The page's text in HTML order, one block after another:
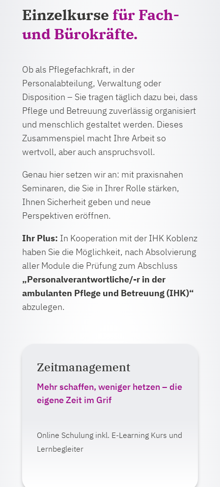
Einzelkurse für Fach-
und Bürokräfte.
Ob als Pflegefachkraft, in der
Personalabteilung, Verwaltung oder
Disposition – Sie tragen täglich dazu bei, dass
Pflege und Betreuung zuverlässig organisiert
und menschlich gestaltet werden. Dieses
Zusammenspiel macht Ihre Arbeit so
wertvoll, aber auch anspruchsvoll.
Genau hier setzen wir an: mit praxisnahen
Seminaren, die Sie in Ihrer Rolle stärken,
Ihnen Sicherheit geben und neue
Perspektiven eröffnen.
Ihr Plus: In Kooperation mit der IHK Koblenz
haben Sie die Möglichkeit, nach Absolvierung
aller Module die Prüfung zum Abschluss
„Personalverantwortliche/-r in der
ambulanten Pflege und Betreuung (IHK)“
abzulegen.
Zeitmanagement
Mehr schaffen, weniger hetzen – die
eigene Zeit im Grif
Online Schulung inkl. E-Learning Kurs und
Lernbegleiter
Auf einen Blick:
Lernformat:
Ab 375,00 Euro zzgl. MwSt.